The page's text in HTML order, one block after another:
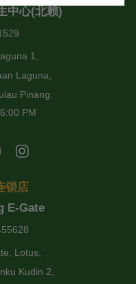
中心(北赖)
1,
Laguna,
Pinang.
PM
锁店
E-Gate
Lotus,
Kudin 2,